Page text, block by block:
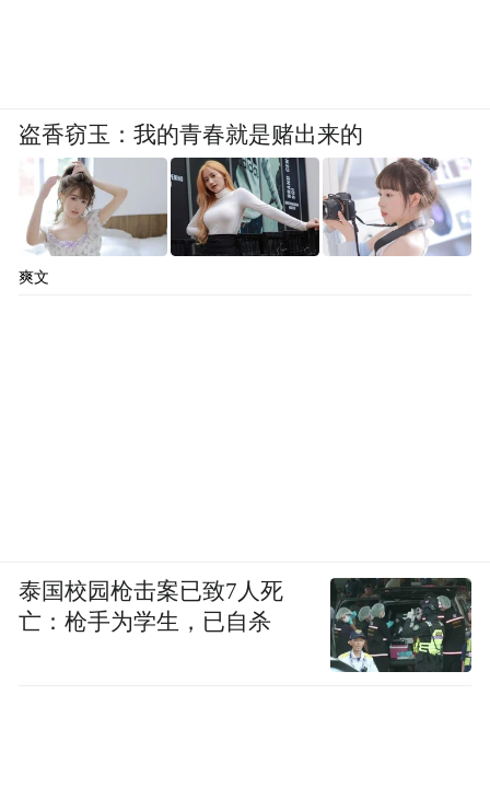
盗香窃玉：我的青春就是赌出来的
爽文
泰国校园枪击案已致7人死
亡：枪手为学生，已自杀